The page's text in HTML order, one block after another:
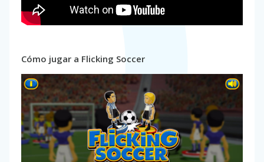
Cómo jugar a Flicking Soccer